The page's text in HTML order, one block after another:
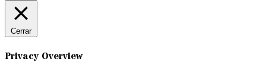
Cerrar
Privacy Overview